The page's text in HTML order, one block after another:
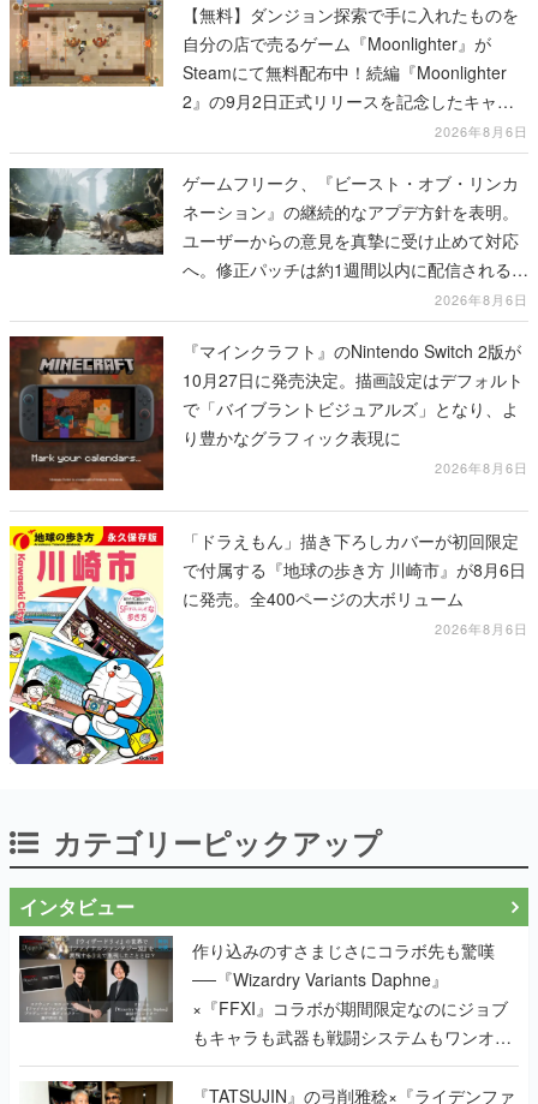
【無料】ダンジョン探索で手に入れたものを
自分の店で売るゲーム『Moonlighter』が
Steamにて無料配布中！続編『Moonlighter
2』の9月2日正式リリースを記念したキャン
2026年8月6日
ゲームフリーク、『ビースト・オブ・リンカ
ネーション』の継続的なアプデ方針を表明。
ユーザーからの意見を真摯に受け止めて対応
へ。修正パッチは約1週間以内に配信される予
2026年8月6日
『マインクラフト』のNintendo Switch 2版が
10月27日に発売決定。描画設定はデフォルト
で「バイブラントビジュアルズ」となり、よ
り豊かなグラフィック表現に
2026年8月6日
「ドラえもん」描き下ろしカバーが初回限定
で付属する『地球の歩き方 川崎市』が8月6日
に発売。全400ページの大ボリューム
2026年8月6日
カテゴリーピックアップ
インタビュー
作り込みのすさまじさにコラボ先も驚嘆
──『Wizardry Variants Daphne』
×『FFXI』コラボが期間限定なのにジョブ
もキャラも武器も戦闘システムもワンオフ
で作り込まれた理由を両ディレクターに聞
く
『TATSUJIN』の弓削雅稔×『ライデンファ